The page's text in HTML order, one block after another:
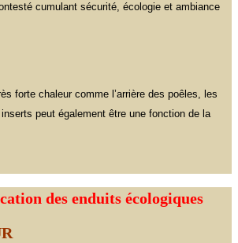
cumulant sécurité, écologie et ambiance
forte chaleur comme l’arrière des poêles, les
peut également être une fonction de la
des enduits écologiques